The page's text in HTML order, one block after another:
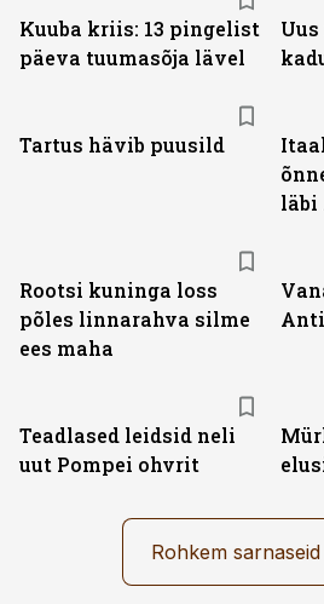
Kuuba kriis: 13 pingelist
päeva tuumasõja lävel
Tartus hävib puusild
läbi
Rootsi kuninga loss
põles linnarahva silme
ees maha
Teadlased leidsid neli
uut Pompei ohvrit
Rohkem